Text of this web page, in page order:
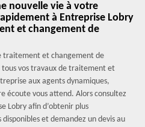
nouvelle vie à votre
à Entreprise Lobry
et changement de
traitement et changement de
vos travaux de traitement et
aux agents dynamiques,
écoute vous attend. Alors consultez
Lobry afin d’obtenir plus
et demandez un devis au